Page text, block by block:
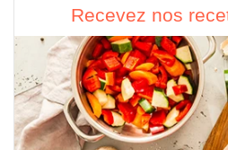
Recevez nos